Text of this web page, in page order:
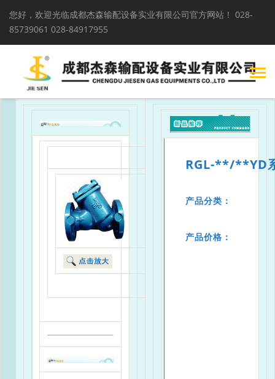
您好，欢迎光临成都杰森输配设备实业有限公司官方网站！ 028-
85739061 028-84917955
RGL-**/**YD
产品分类：
产品价格：